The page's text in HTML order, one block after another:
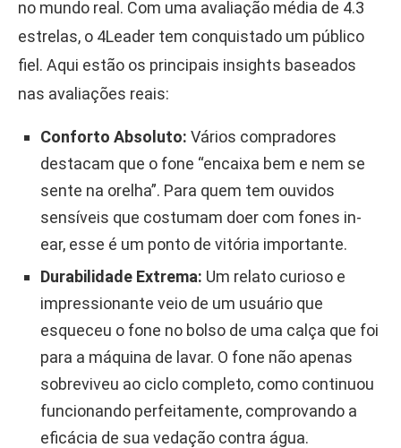
no mundo real. Com uma avaliação média de 4.3
estrelas, o 4Leader tem conquistado um público
fiel. Aqui estão os principais insights baseados
nas avaliações reais:
Conforto Absoluto: Vários compradores
destacam que o fone “encaixa bem e nem se
sente na orelha”. Para quem tem ouvidos
sensíveis que costumam doer com fones in-
ear, esse é um ponto de vitória importante.
Durabilidade Extrema: Um relato curioso e
impressionante veio de um usuário que
esqueceu o fone no bolso de uma calça que foi
para a máquina de lavar. O fone não apenas
sobreviveu ao ciclo completo, como continuou
funcionando perfeitamente, comprovando a
eficácia de sua vedação contra água.